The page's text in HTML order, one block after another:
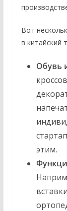
Вот
в китайский
Обувь
этим.